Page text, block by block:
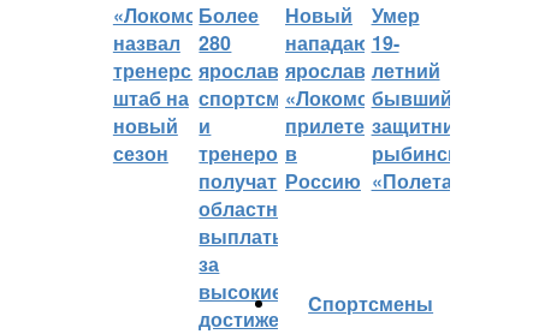
«Локомотив»
назвал
тренерский
штаб на
новый
сезон
Более
280
ярославских
спортсменов
и
тренеров
получат
областные
выплаты
за
высокие
достижения
Новый
нападающий
ярославского
«Локомотива»
прилетел
в
Россию
Умер
19-
летний
бывший
защитник
рыбинского
«Полета»
Cпортсмены